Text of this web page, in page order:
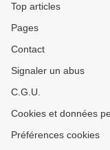
Top articles
Pages
Contact
Signaler un abus
C.G.U.
Cookies et données
Préférences cookies